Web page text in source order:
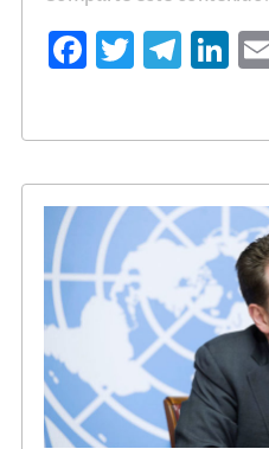
Fa
o
k
T
Te
m
Li
n